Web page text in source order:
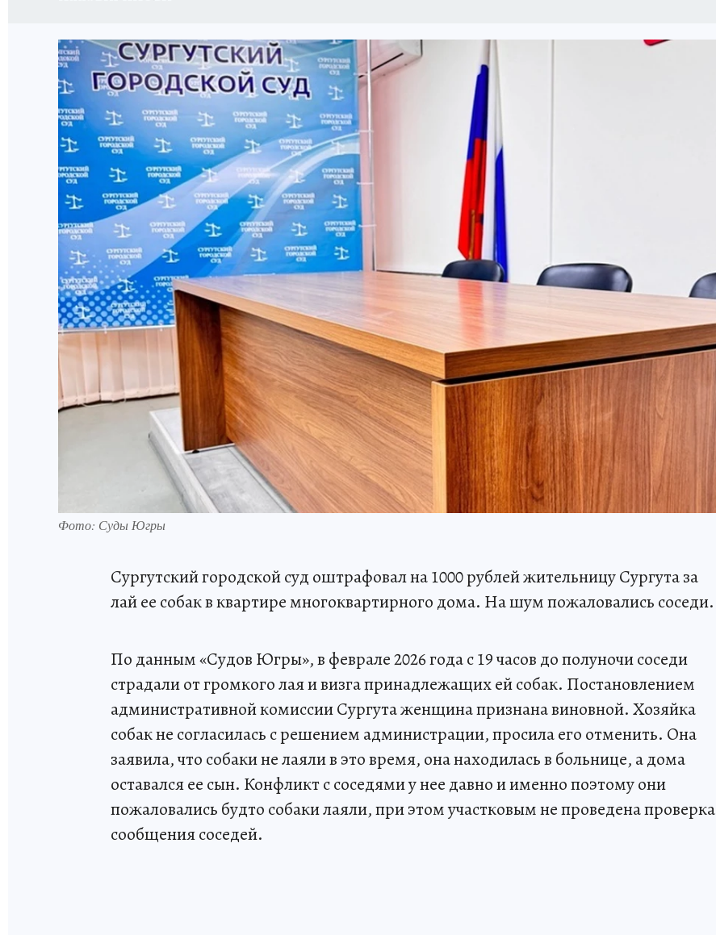
Фото: Суды Югры
Сургутский городской суд оштрафовал на 1000 рублей жительницу Сургута за
лай ее собак в квартире многоквартирного дома. На шум пожаловались соседи.
По данным «Судов Югры», в феврале 2026 года с 19 часов до полуночи соседи
страдали от громкого лая и визга принадлежащих ей собак. Постановлением
административной комиссии Сургута женщина признана виновной. Хозяйка
собак не согласилась с решением администрации, просила его отменить. Она
заявила, что собаки не лаяли в это время, она находилась в больнице, а дома
оставался ее сын. Конфликт с соседями у нее давно и именно поэтому они
пожаловались будто собаки лаяли, при этом участковым не проведена проверка
сообщения соседей.